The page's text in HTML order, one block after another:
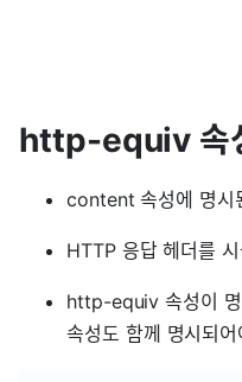
http-equiv 속
content 속성에 명시
HTTP 응답 헤더를
http-equiv 속성이
속성도 함께 명시되